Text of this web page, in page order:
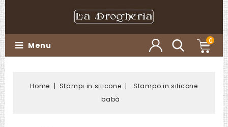
0
Menu
Home Stampi in silicone
Stampo in silicone
babà